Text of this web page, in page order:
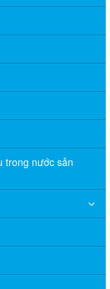
trong nước sản